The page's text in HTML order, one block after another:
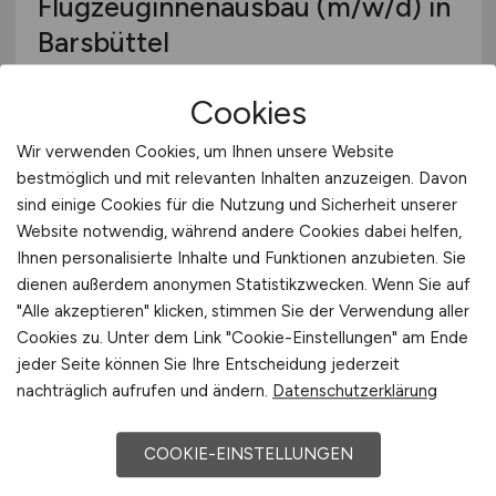
Flugzeuginnenausbau (m/w/d) in
Barsbüttel
Barsbüttel
Flughafenmitarbeiter(m/w/d)
mit Feuerwehrerfahrung für
Cookies
Wir verwenden Cookies, um Ihnen unsere Website
bestmöglich und mit relevanten Inhalten anzuzeigen. Davon
sind einige Cookies für die Nutzung und Sicherheit unserer
Website notwendig, während andere Cookies dabei helfen,
Ihnen personalisierte Inhalte und Funktionen anzubieten. Sie
dienen außerdem anonymen Statistikzwecken. Wenn Sie auf
"Alle akzeptieren" klicken, stimmen Sie der Verwendung aller
Cookies zu. Unter dem Link "Cookie-Einstellungen" am Ende
jeder Seite können Sie Ihre Entscheidung jederzeit
nachträglich aufrufen und ändern. Datenschutzerklärung
COOKIE-EINSTELLUNGEN